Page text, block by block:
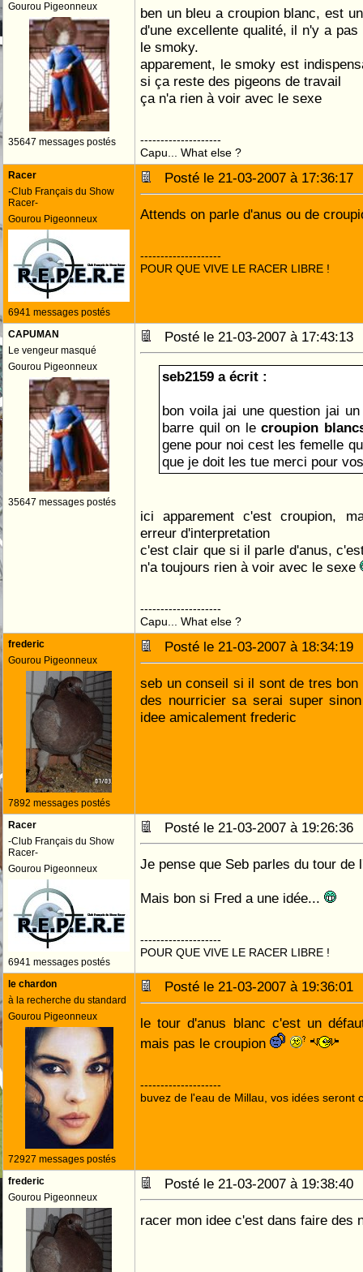
Gourou Pigeonneux
35647 messages postés
ben un bleu a croupion blanc, est
d'une excellente qualité, il n'y a
le smoky.
apparement, le smoky est
si ça reste des pigeons de travail
ça n'a rien à voir avec le sexe
--------------------
Capu... What else ?
Racer
-Club Français du Show
Racer-
Gourou Pigeonneux
6941 messages postés
Posté le 21-03-2007 à
Attends on parle d'anus ou de
--------------------
POUR QUE VIVE LE RACER LIBRE !
CAPUMAN
Le vengeur masqué
Gourou Pigeonneux
35647 messages postés
Posté le 21-03-2007 à
seb2159 a écrit :
bon voila jai une question jai
barre quil on le
gene pour noi cest les femelle
que je doit les tue merci pour
ici apparement c'est croupion,
erreur d'interpretation
c'est clair que si il parle d'anus,
n'a toujours rien à voir avec le sexe
--------------------
Capu... What else ?
frederic
Gourou Pigeonneux
7892 messages postés
Posté le 21-03-2007 à
seb un conseil si il sont de tres
des nourricier sa serai super
idee amicalement frederic
Racer
-Club Français du Show
Racer-
Gourou Pigeonneux
6941 messages postés
Posté le 21-03-2007 à
Je pense que Seb parles du tour de
Mais bon si Fred a une idée...
--------------------
POUR QUE VIVE LE RACER LIBRE !
le chardon
à la recherche du standard
Gourou Pigeonneux
72927 messages postés
Posté le 21-03-2007 à
le tour d'anus blanc c'est un
mais pas le croupion
--------------------
buvez de l'eau de Millau, vos idées seront
frederic
Gourou Pigeonneux
Posté le 21-03-2007 à
racer mon idee c'est dans faire des